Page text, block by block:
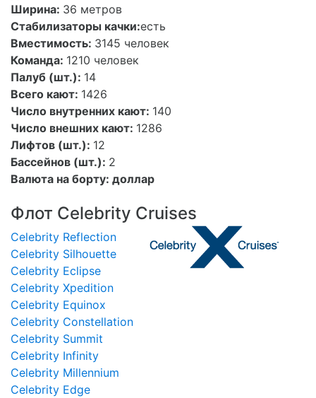
Ширина: 36 метров
Стабилизаторы качки:есть
Вместимость: 3145 человек
Команда: 1210 человек
Палуб (шт.): 14
Всего кают: 1426
Число внутренних кают: 140
Число внешних кают: 1286
Лифтов (шт.): 12
Бассейнов (шт.): 2
Валюта на борту: доллар
Флот Celebrity Cruises
Celebrity Reflection
Celebrity Silhouette
Celebrity Eclipse
Celebrity Xpedition
Celebrity Equinox
Celebrity Constellation
Celebrity Summit
Celebrity Infinity
Celebrity Millennium
Celebrity Edge